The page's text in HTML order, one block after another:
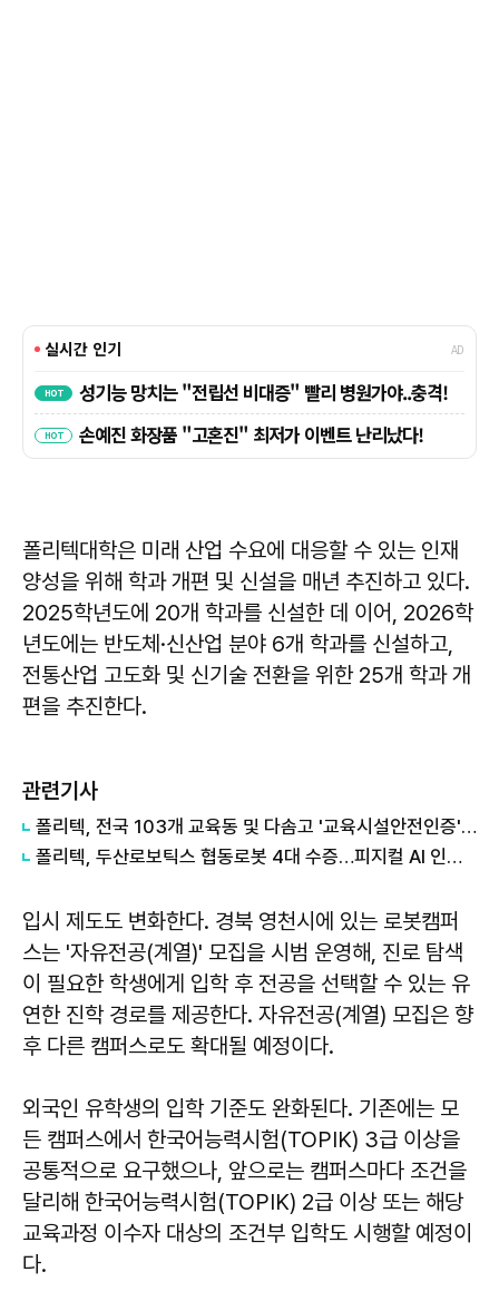
폴리텍대학은 미래 산업 수요에 대응할 수 있는 인재
양성을 위해 학과 개편 및 신설을 매년 추진하고 있다.
2025학년도에 20개 학과를 신설한 데 이어, 2026학
년도에는 반도체·신산업 분야 6개 학과를 신설하고,
전통산업 고도화 및 신기술 전환을 위한 25개 학과 개
편을 추진한다.
관련기사
폴리텍, 전국 103개 교육동 및 다솜고 '교육시설안전인증' 완료
폴리텍, 두산로보틱스 협동로봇 4대 수증…피지컬 AI 인재 양성 속도
입시 제도도 변화한다. 경북 영천시에 있는 로봇캠퍼
스는 '자유전공(계열)' 모집을 시범 운영해, 진로 탐색
이 필요한 학생에게 입학 후 전공을 선택할 수 있는 유
연한 진학 경로를 제공한다. 자유전공(계열) 모집은 향
후 다른 캠퍼스로도 확대될 예정이다.
외국인 유학생의 입학 기준도 완화된다. 기존에는 모
든 캠퍼스에서 한국어능력시험(TOPIK) 3급 이상을
공통적으로 요구했으나, 앞으로는 캠퍼스마다 조건을
달리해 한국어능력시험(TOPIK) 2급 이상 또는 해당
교육과정 이수자 대상의 조건부 입학도 시행할 예정이
다.